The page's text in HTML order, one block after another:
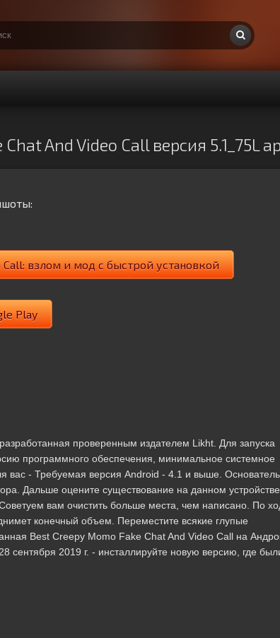
And Video Call версия 5.1_75L
взлом и мод с быстрой установкой
Play
проверенным издателем Likht. Для запуска
программного обеспечения, минимальное системное
вас - Требуемая версия Android - 4.1 и выше.
Дальше оцените существование на данном устройстве
вам очистить больше места, чем написано. По
конечный объем. Переместите всякие глупые
Best Creepy Momo Fake Chat And Video Call на
сентября 2019 г. - инсталлируйте новую версию, где